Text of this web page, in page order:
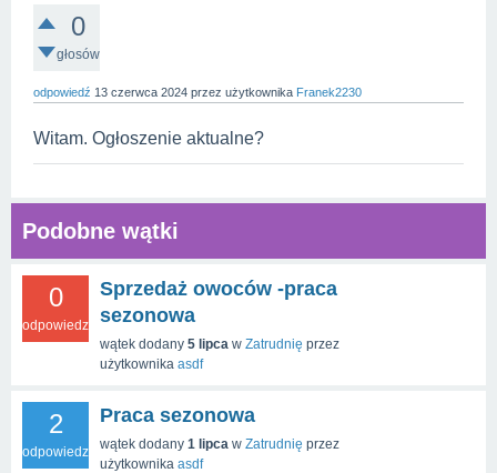
0
głosów
odpowiedź 13 czerwca 2024 przez użytkownika Franek2230
Witam. Ogłoszenie aktualne?
Podobne wątki
0
odpowiedzi
Sprzedaż owoców -praca
sezonowa
wątek dodany 5 lipca w Zatrudnię przez
użytkownika asdf
2
odpowiedzi
Praca sezonowa
wątek dodany 1 lipca w Zatrudnię przez
użytkownika asdf